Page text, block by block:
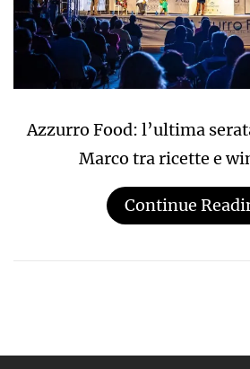
Azzurro Food: l’ultima
Marco tra ricette e
Continue